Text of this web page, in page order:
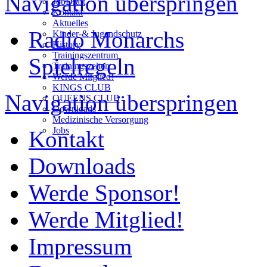
Kontakt
Aktuelles
Kinder-& Jugendschutz
History
Trainingszentrum
Trainingszeiten
Werde Mitglied!
KINGS CLUB
QUEENS CLUB
Downloads
Medizinische Versorgung
Jobs
Radio Monarchs
Spielregeln
Navigation überspringen
Kontakt
Downloads
Werde Sponsor!
Werde Mitglied!
Impressum